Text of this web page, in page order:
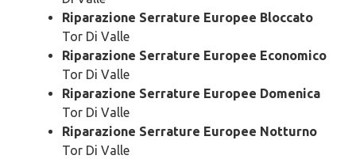
Riparazione Serrature Europee Bloccato
Tor Di Valle
Riparazione Serrature Europee Economico
Tor Di Valle
Riparazione Serrature Europee Domenica
Tor Di Valle
Riparazione Serrature Europee Notturno
Tor Di Valle